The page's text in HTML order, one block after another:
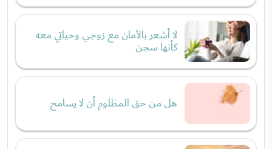
لا أشعر بالأمان مع زوجي وحياتي معه
كأنها سجن
هل من حق المظلوم أن لا يسامح